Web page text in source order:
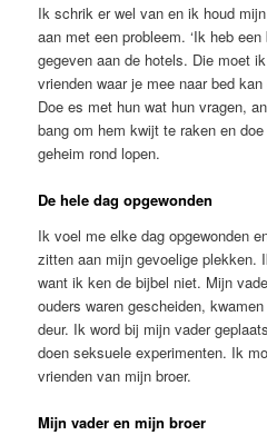
Ik schrik er wel van en ik houd
aan met een probleem. ‘Ik heb
gegeven aan de hotels. Die moet
vrienden waar je mee naar bed
Doe es met hun wat hun vragen,
bang om hem kwijt te raken en
geheim rond lopen.
De hele dag opgewonden
Ik voel me elke dag opgewonden
zitten aan mijn gevoelige plekken.
want ik ken de bijbel niet. Mijn
ouders waren gescheiden,
deur. Ik word bij mijn vader
doen seksuele experimenten. Ik
vrienden van mijn broer.
Mijn vader en mijn broer